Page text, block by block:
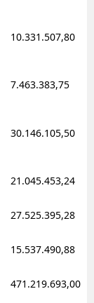
10.331.507,80
7.463.383,75
30.146.105,50
21.045.453,24
27.525.395,28
15.537.490,88
471.219.693,00